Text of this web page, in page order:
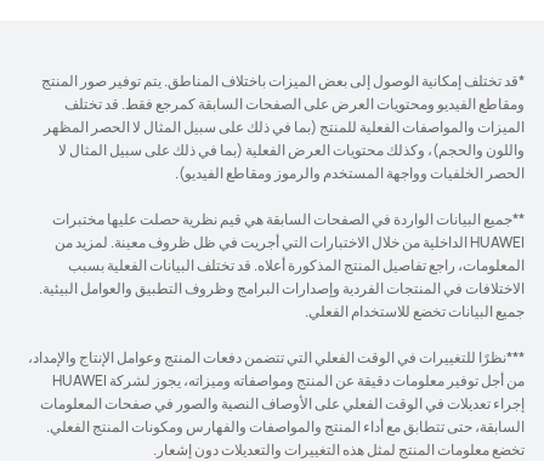
*قد تختلف إمكانية الوصول إلى بعض الميزات باختلاف المناطق. يتم توفير صور المنتج
ومقاطع الفيديو ومحتويات العرض على الصفحات السابقة كمرجع فقط. قد تختلف
الميزات والمواصفات الفعلية للمنتج (بما في ذلك على سبيل المثال لا الحصر المظهر
واللون والحجم)، وكذلك محتويات العرض الفعلية (بما في ذلك على سبيل المثال لا
الحصر الخلفيات وواجهة المستخدم والرموز ومقاطع الفيديو).
**جميع البيانات الواردة في الصفحات السابقة هي قيم نظرية حصلت عليها مختبرات
HUAWEI الداخلية من خلال الاختبارات التي أجريت في ظل ظروف معينة. لمزيد من
المعلومات، راجع تفاصيل المنتج المذكورة أعلاه. قد تختلف البيانات الفعلية بسبب
الاختلافات في المنتجات الفردية وإصدارات البرامج وظروف التطبيق والعوامل البيئية.
جميع البيانات تخضع للاستخدام الفعلي.
***نظرًا للتغييرات في الوقت الفعلي التي تتضمن دفعات المنتج وعوامل الإنتاج والإمداد،
من أجل توفير معلومات دقيقة عن المنتج ومواصفاته وميزاته، يجوز لشركة HUAWEI
إجراء تعديلات في الوقت الفعلي على الأوصاف النصية والصور في صفحات المعلومات
السابقة، حتى تتطابق مع أداء المنتج والمواصفات والفهارس ومكونات المنتج الفعلي.
تخضع معلومات المنتج لمثل هذه التغييرات والتعديلات دون إشعار.